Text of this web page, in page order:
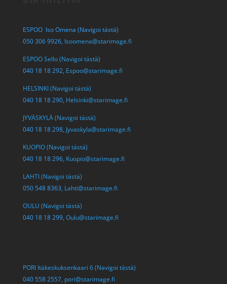
ESPOO Iso Omena (Navigoi tästä)
050 306 9926, Isoomena@starimage.fi
ESPOO Sello (Navigoi tästä)
040 18 18 292, Espoo@starimage.fi
HELSINKI (Navigoi tästä)
040 18 18 290, Helsinki@starimage.fi
JYVÄSKYLÄ (Navigoi tästä)
040 18 18 298, Jyvaskyla@starimage.fi
KUOPIO (Navigoi tästä)
040 18 18 296, Kuopio@starimage.fi
LAHTI (Navigoi tästä)
050 548 8363, Lahti@starimage.fi
OULU (Navigoi tästä)
040 18 18 299, Oulu@starimage.fi
PORI Itäkeskuksenkaari 6 (Navigoi tästä)
040 558 2557, pori@starimage.fi